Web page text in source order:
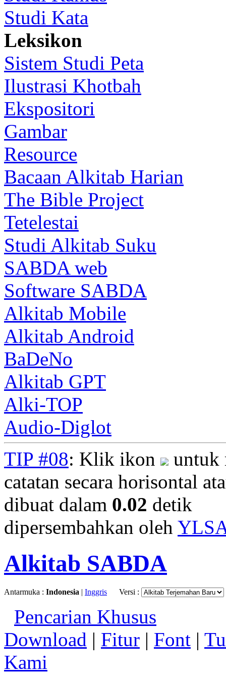
Studi Kata
Leksikon
Sistem Studi Peta
Ilustrasi Khotbah
Ekspositori
Gambar
Resource
Bacaan Alkitab Harian
The Bible Project
Tetelestai
Studi Alkitab Suku
SABDA web
Software SABDA
Alkitab Mobile
Alkitab Android
BaDeNo
Alkitab GPT
Alki-TOP
Audio-Diglot
TIP #08: Klik ikon
untuk
catatan secara horisontal
dibuat dalam 0.02 detik
dipersembahkan oleh
Alkitab SABDA
Antarmuka : Indonesia | Inggris Versi :
Pencarian Khusus
Download | Fitur | Font |
Kami